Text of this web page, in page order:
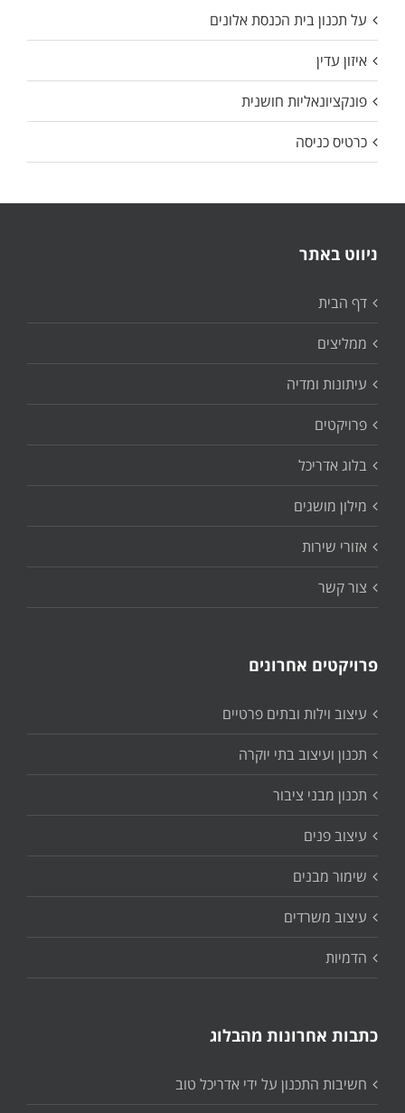
על תכנון בית הכנסת אלונים
איזון עדין
פונקציונאליות חושנית
כרטיס כניסה
ניווט באתר
דף הבית
ממליצים
עיתונות ומדיה
פרויקטים
בלוג אדריכל
מילון מושגים
אזורי שירות
צור קשר
פרויקטים אחרונים
עיצוב וילות ובתים פרטיים
תכנון ועיצוב בתי יוקרה
תכנון מבני ציבור
עיצוב פנים
שימור מבנים
עיצוב משרדים
הדמיות
כתבות אחרונות מהבלוג
חשיבות התכנון על ידי אדריכל טוב